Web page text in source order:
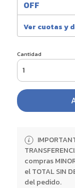
OFF
Ver cuotas y
Cantidad
compras
el TOTAL SIN
del pedido.